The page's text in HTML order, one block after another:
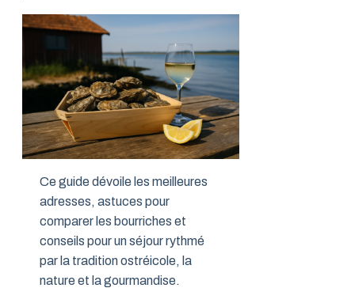
Ce guide dévoile les meilleures
adresses, astuces pour
comparer les bourriches et
conseils pour un séjour rythmé
par la tradition ostréicole, la
nature et la gourmandise.